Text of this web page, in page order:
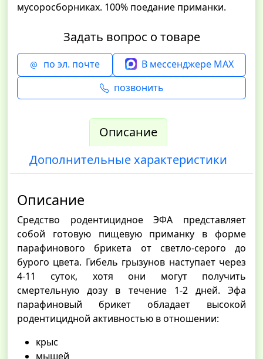
мусоросборниках. 100% поедание приманки.
Задать вопрос о товаре
по эл. почте
В мессенджере MAX
позвонить
Описание
Дополнительные характеристики
Описание
Средство родентицидное ЭФА представляет
собой готовую пищевую приманку в форме
парафинового брикета от светло-серого до
бурого цвета. Гибель грызунов наступает через
4-11 суток, хотя они могут получить
смертельную дозу в течение 1-2 дней. Эфа
парафиновый брикет обладает высокой
родентицидной активностью в отношении:
крыс
мышей